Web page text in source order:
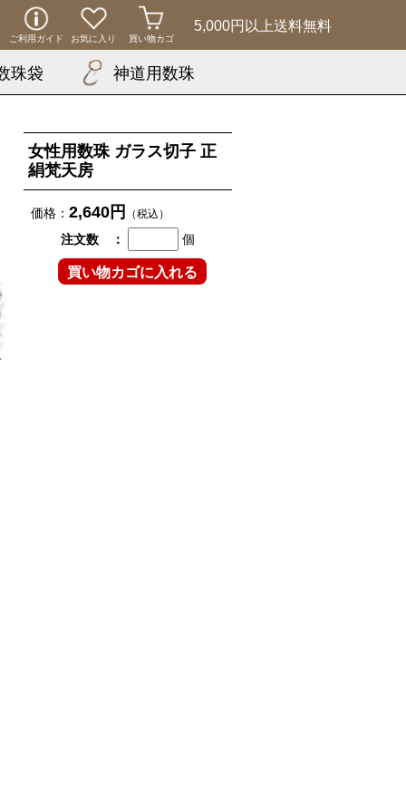
5,000円以上送料無料
ご利用ガイド お気に入り 買い物カゴ
珠袋 神道用数珠
女性用数珠 ガラス切子 正
絹梵天房
価格： 2,640円 （税込）
注文数 ： 個